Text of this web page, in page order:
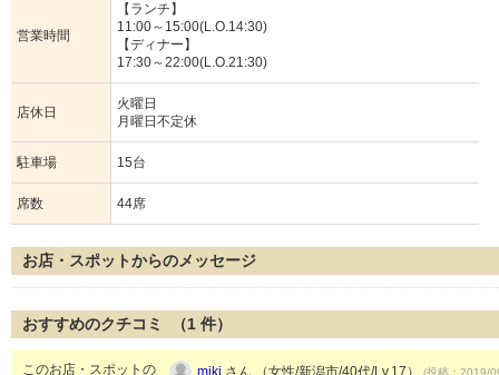
営業時間
【ランチ】
11:00～15:00(L.O.14:30)
【ディナー】
17:30～22:00(L.O.21:30)
店休日
火曜日
月曜日不定休
駐車場 15台
席数 44席
お店・スポットからのメッセージ
おすすめのクチコミ （1 件）
このお店・スポットの
miki さん （女性/新潟市/40代/Lv.17） (投稿：2019/